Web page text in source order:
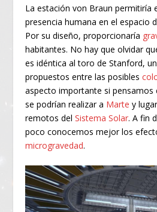
La estación von Braun permitiría
presencia humana en el espacio
Por su diseño, proporcionaría
habitantes. No hay que olvidar
es idéntica al toro de Stanford,
propuestos entre las posibles
aspecto importante si pensamos
se podrían realizar a Marte y
remotos delSistema Solar. A fin
poco conocemos mejor los
microgravedad.